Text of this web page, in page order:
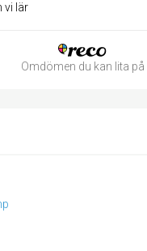
vi lär
Omdömen du kan lita på